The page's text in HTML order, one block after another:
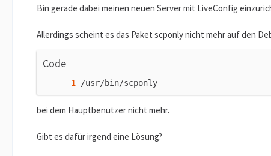
Bin gerade dabei meinen neuen Server mit LiveConfig
Allerdings scheint es das Paket scponly nicht mehr auf den
Code
/usr/bin/scponly
bei dem Hauptbenutzer nicht mehr.
Gibt es dafür irgend eine Lösung?